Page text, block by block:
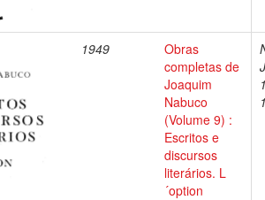
1949
Obras
completas de
Joaquim
Nabuco
(Volume 9) :
Escritos e
discursos
literários. L
´option